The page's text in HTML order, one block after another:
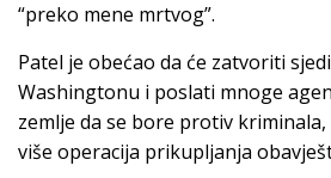
“preko mene mrtvog”.
Patel je obećao da će zatvoriti
Washingtonu i poslati mnoge
zemlje da se bore protiv
više operacija prikupljanja